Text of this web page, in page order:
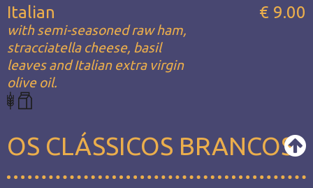
Italian
with semi-seasoned raw ham,
stracciatella cheese, basil
leaves and Italian extra virgin
olive oil.
€ 9.00
OS CLÁSSICOS BRANCOS